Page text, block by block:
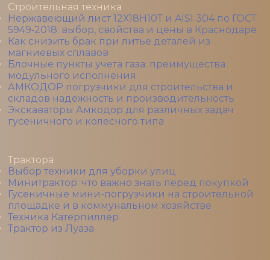
Строительная техника
Нержавеющий лист 12Х18Н10Т и AISI 304 по ГОСТ
5949‑2018: выбор, свойства и цены в Краснодаре
Как снизить брак при литье деталей из
магниевых сплавов
Блочные пункты учета газа: преимущества
модульного исполнения
АМКОДОР погрузчики для строительства и
складов надежность и производительность
Экскаваторы Амкодор для различных задач
гусеничного и колесного типа
Трактора
Выбор техники для уборки улиц
Минитрактор: что важно знать перед покупкой
Гусеничные мини-погрузчики на строительной
площадке и в коммунальном хозяйстве
Техника Катерпиллер
Трактор из Луаза